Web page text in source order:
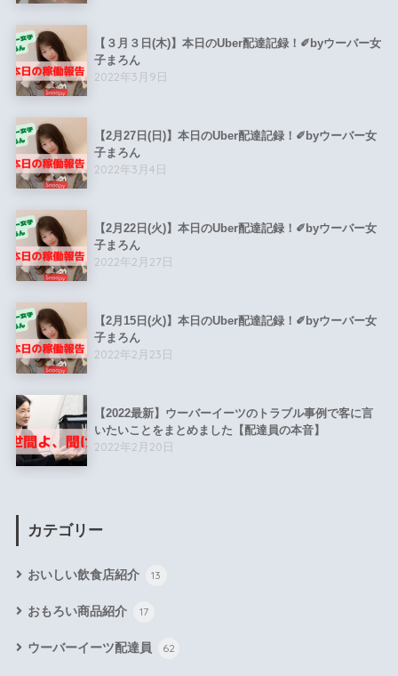
【３月３日(木)】本日のUber配達記録！✐byウーバー女
子まろん
2022年3月9日
【2月27日(日)】本日のUber配達記録！✐byウーバー女
子まろん
2022年3月4日
【2月22日(火)】本日のUber配達記録！✐byウーバー女
子まろん
2022年2月27日
【2月15日(火)】本日のUber配達記録！✐byウーバー女
子まろん
2022年2月23日
【2022最新】ウーバーイーツのトラブル事例で客に言
いたいことをまとめました【配達員の本音】
2022年2月20日
カテゴリー
おいしい飲食店紹介 13
おもろい商品紹介 17
ウーバーイーツ配達員 62